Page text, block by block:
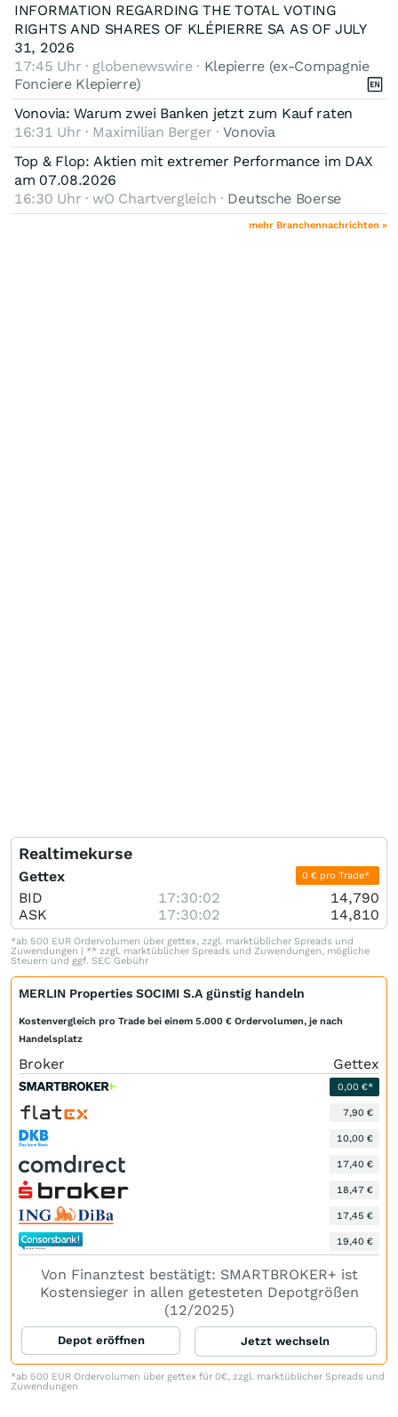
INFORMATION REGARDING THE TOTAL VOTING
RIGHTS AND SHARES OF KLÉPIERRE SA AS OF JULY
31, 2026
17:45 Uhr · globenewswire · Klepierre (ex-Compagnie
Fonciere Klepierre)
Vonovia: Warum zwei Banken jetzt zum Kauf raten
16:31 Uhr · Maximilian Berger ·Vonovia
Top & Flop: Aktien mit extremer Performance im DAX
am 07.08.2026
16:30 Uhr · wO Chartvergleich · Deutsche Boerse
mehr Branchennachrichten »
Realtimekurse
Gettex 0 € pro Trade*
BID 17:30:02
14,790
ASK
17:30:02 14,810
*ab 500 EUR Ordervolumen über gettex, zzgl. marktüblicher Spreads und
Zuwendungen | ** zzgl. marktüblicher Spreads und Zuwendungen, mögliche
Steuern und ggf. SEC Gebühr
MERLIN Properties SOCIMI S.A günstig handeln
Kostenvergleich pro Trade bei einem 5.000 € Ordervolumen, je nach
Handelsplatz
Broker Gettex
0,00 €*
7,90 €
10,00 €
17,40 €
18,47 €
17,45 €
19,40 €
Von Finanztest bestätigt: SMARTBROKER+ ist
Kostensieger in allen getesteten Depotgrößen
(12/2025)
Depot eröffnen Jetzt wechseln
*ab 500 EUR Ordervolumen über gettex für 0€, zzgl. marktüblicher Spreads und
Zuwendungen